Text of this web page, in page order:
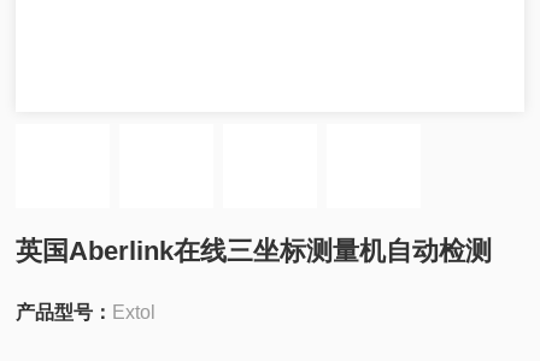
英国Aberlink在线三坐标测量机自动检测
产品型号： Extol